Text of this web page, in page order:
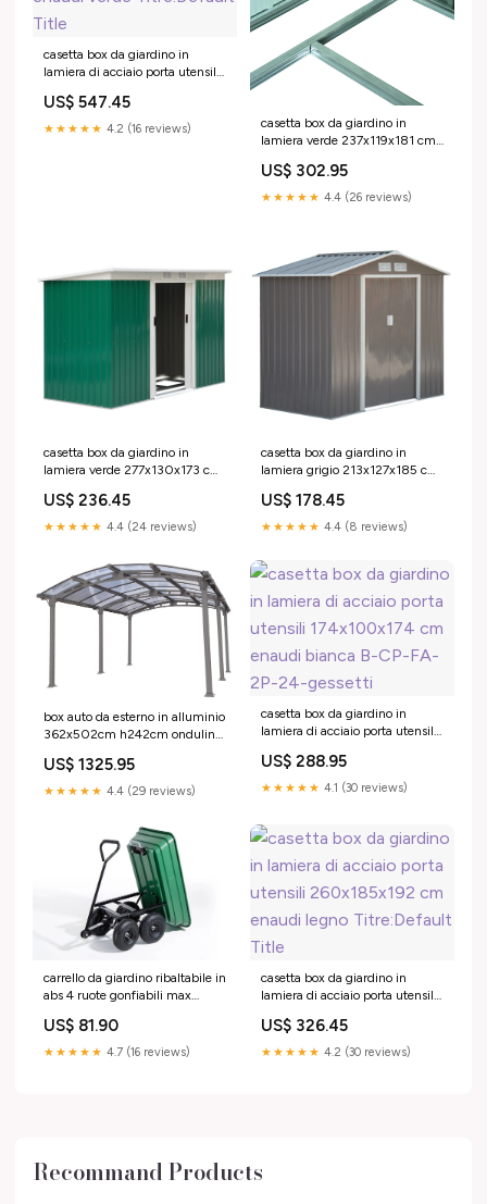
casetta box da giardino in
lamiera di acciaio porta utensili
Titre:Default Title
US$ 547.45
★★★★★ 4.2 (16 reviews)
casetta box da giardino in
lamiera verde 237x119x181 cm
US$ 302.95
★★★★★ 4.4 (26 reviews)
casetta box da giardino in
lamiera verde 277x130x173 cm
US$ 236.45
★★★★★ 4.4 (24 reviews)
casetta box da giardino in
lamiera grigio 213x127x185 cm
US$ 178.45
★★★★★ 4.4 (8 reviews)
box auto da esterno in alluminio
362x502cm h242cm onduline
US$ 1325.95
★★★★★ 4.4 (29 reviews)
casetta box da giardino in
lamiera di acciaio porta utensili
B-CP-FA-2P-24-gessetti
US$ 288.95
★★★★★ 4.1 (30 reviews)
carrello da giardino ribaltabile in
abs 4 ruote gonfiabili max
1PM-27-azzu/grigioch
US$ 81.90
★★★★★ 4.7 (16 reviews)
casetta box da giardino in
lamiera di acciaio porta utensili
Titre:Default Title
US$ 326.45
★★★★★ 4.2 (30 reviews)
Recommand Products